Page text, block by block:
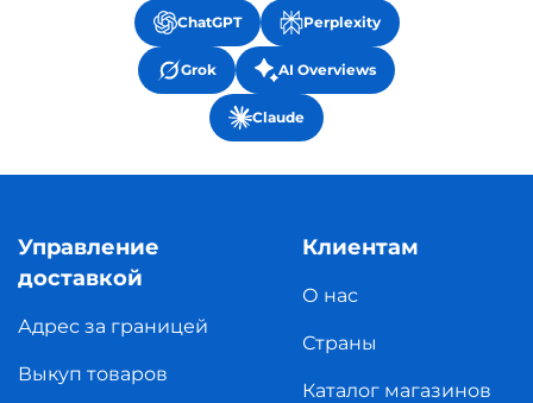
ChatGPT Perplexity
Grok AI Overviews
Claude
Управление
доставкой
Адрес за границей
Выкуп товаров
Клиентам
О нас
Страны
Каталог магазинов